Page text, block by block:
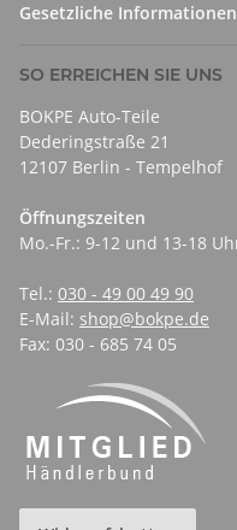
Gesetzliche Informationen
SO ERREICHEN SIE UNS
BOKPE Auto-Teile
Dederingstraße 21
12107 Berlin - Tempelhof
Öffnungszeiten
Mo.-Fr.: 9-12 und 13-18
Tel.: 030 - 49 00 49 90
E-Mail: shop@bokpe.de
Fax: 030 - 685 74 05